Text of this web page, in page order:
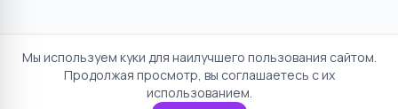
Мы используем куки для наилучшего пользования сайтом.
Продолжая просмотр, вы соглашаетесь с их
использованием.